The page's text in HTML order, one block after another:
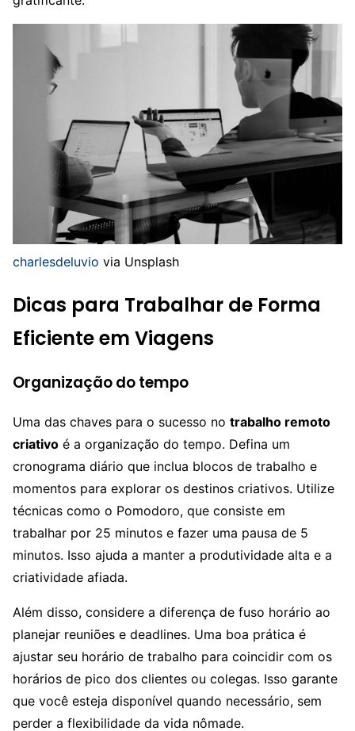
charlesdeluvio via Unsplash
Dicas para Trabalhar de Forma
Eficiente em Viagens
Organização do tempo
Uma das chaves para o sucesso no trabalho remoto
criativo é a organização do tempo. Defina um
cronograma diário que inclua blocos de trabalho e
momentos para explorar os destinos criativos. Utilize
técnicas como o Pomodoro, que consiste em
trabalhar por 25 minutos e fazer uma pausa de 5
minutos. Isso ajuda a manter a produtividade alta e a
criatividade afiada.
Além disso, considere a diferença de fuso horário ao
planejar reuniões e deadlines. Uma boa prática é
ajustar seu horário de trabalho para coincidir com os
horários de pico dos clientes ou colegas. Isso garante
que você esteja disponível quando necessário, sem
perder a flexibilidade da vida nômade.